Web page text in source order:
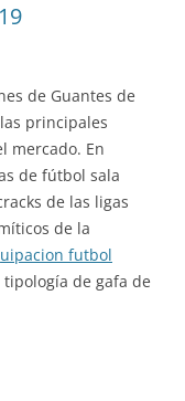
de Guantes de
principales
mercado. En
de fútbol sala
de las ligas
de la
futbol
de gafa de